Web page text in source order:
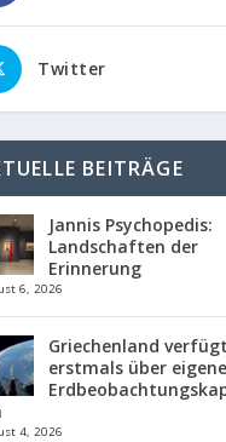
Twitter
BEITRÄGE
Jannis Psychopedis:
Landschaften der
Erinnerung
6, 2026
Griechenland verfügt
erstmals über eigene
4, 2026